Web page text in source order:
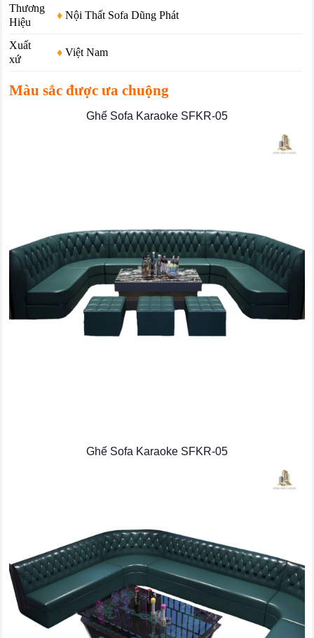
Thương
Hiệu
♦Nội Thất Sofa Dũng Phát
Xuất
xứ
♦Việt Nam
Màu sắc được ưa chuộng
Ghế Sofa Karaoke SFKR-05
Ghế Sofa Karaoke SFKR-05